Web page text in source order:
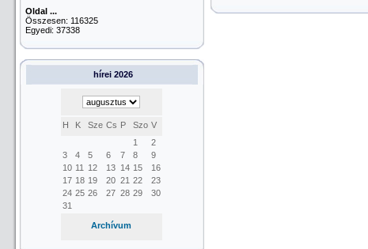
Oldal ...
Összesen: 116325
Egyedi: 37338
hírei 2026
H K Sze Cs P Szo V
1
2
3
4 5 6 7 8
9
10 11 12 13 14 15
16
17 18 19 20 21 22
23
24 25 26 27 28 29
30
31
Archívum